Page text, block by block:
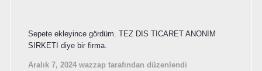
Sepete ekleyince gördüm. TEZ DIS TICARET ANONIM
SIRKETI diye bir firma.
Aralık 7, 2024 wazzap tarafından düzenlendi